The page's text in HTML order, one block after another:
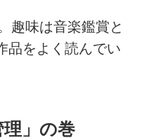
趣味は音楽鑑賞と
品をよく読んでい
理」の巻